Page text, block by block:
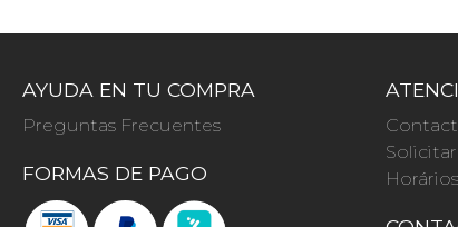
AYUDA EN TU COMPRA
Preguntas Frecuentes
FORMAS DE PAGO